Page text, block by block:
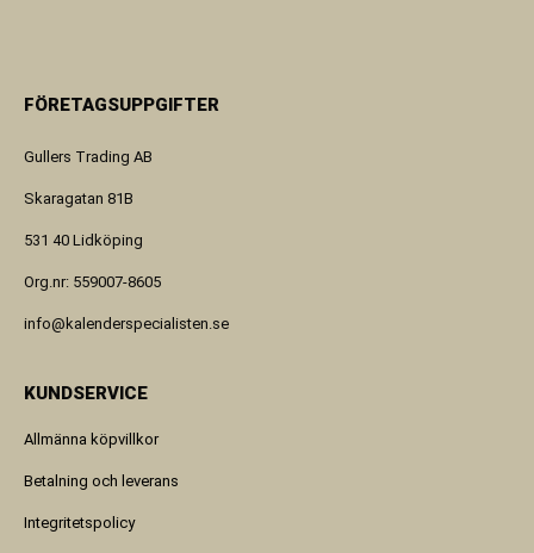
FÖRETAGSUPPGIFTER
Gullers Trading AB
Skaragatan 81B
531 40 Lidköping
Org.nr: 559007-8605
info@kalenderspecialisten.se
KUNDSERVICE
Allmänna köpvillkor
Betalning och leverans
Integritetspolicy